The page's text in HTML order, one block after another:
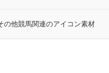
の他競馬関連のアイコン素材